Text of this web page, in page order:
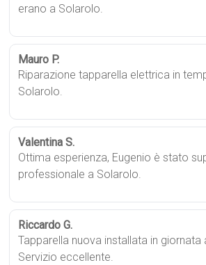
erano a Solarolo.
Mauro P.
Riparazione tapparella elettrica in
Solarolo.
Valentina S.
Ottima esperienza, Eugenio è stato
professionale a Solarolo.
Riccardo G.
Tapparella nuova installata in giornata
Servizio eccellente.